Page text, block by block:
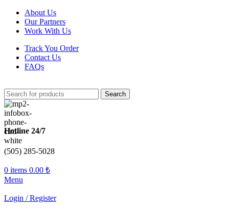
About Us
Our Partners
Work With Us
Track You Order
Contact Us
FAQs
Search
Hotline 24/7
(505) 285-5028
0 items 0.00 ₺
Menu
Login / Register